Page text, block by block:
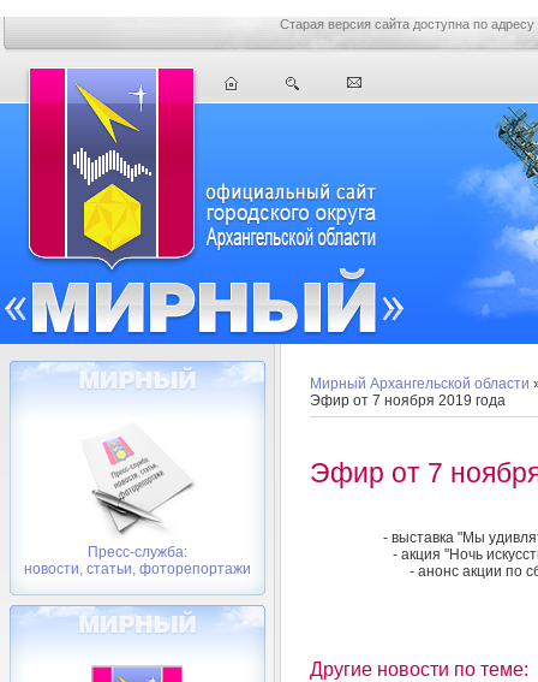
Старая версия сайта доступна по адресу
Пресс-служба:
новости, статьи, фоторепортажи
Мирный Архангельской области
Эфир от 7 ноября 2019 года
Эфир от 7
- выставка "Мы
- акция "Ночь
- анонс акции по
Другие новости по теме: